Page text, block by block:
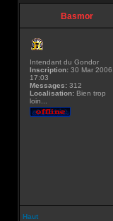
Basmor
Intendant du Gondor
Inscription: 30 Mar 2006,
17:03
Messages: 312
Localisation: Bien trop
loin...
Haut